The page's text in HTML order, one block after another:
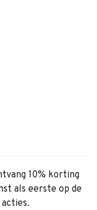
10% korting
als eerste op de